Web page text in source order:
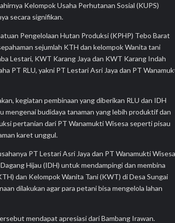
Kelompok Usaha Perhutanan Sosial (KUPS)
secara signifikan.
Pengelolaan Hutan Produksi (KPHP) Tebo Barat
sejumlah KTH dan kelompok Wanita tani
Lestari, KWT Karang Jaya dan KWT Karang Indah
PT RLU, yakni PT Lestari Asri Jaya dan PT
kegiatan pembinaan yang diberikan RLU dan IDH
mengenai budidaya tanaman yang lebih produktif dan
pertanian dari PT Wanamukti Wisesa seperti pisau
karet unggul.
PT Lestari Asri Jaya dan PT Wanamukti
Hijau (IDH) untuk mendampingi dan membina
dan Kelompok Wanita Tani (KWT) di Desa Sungai
dilakukan agar para petani bisa mengelola lahan
mendapat apresiasi dari Bambang Irawan.